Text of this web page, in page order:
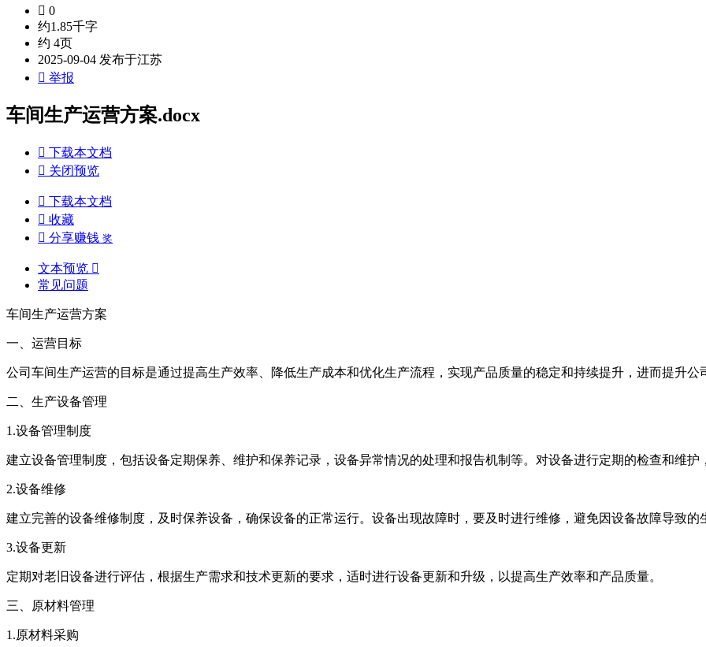
 0
约1.85千字
约 4页
2025-09-04 发布于江苏
 举报
车间生产运营方案.docx
 下载本文档
 关闭预览
 下载本文档
 收藏
 分享赚钱 奖
文本预览 
常见问题
车间生产运营方案
一、运营目标
公司车间生产运营的目标是通过提高生产效率、降低生产成本和优化生产流程，实现产品质量的稳定和持续提升，进而提升公
二、生产设备管理
1.设备管理制度
建立设备管理制度，包括设备定期保养、维护和保养记录，设备异常情况的处理和报告机制等。对设备进行定期的检查和维
2.设备维修
建立完善的设备维修制度，及时保养设备，确保设备的正常运行。设备出现故障时，要及时进行维修，避免因设备故障导致的
3.设备更新
定期对老旧设备进行评估，根据生产需求和技术更新的要求，适时进行设备更新和升级，以提高生产效率和产品质量。
三、原材料管理
1.原材料采购